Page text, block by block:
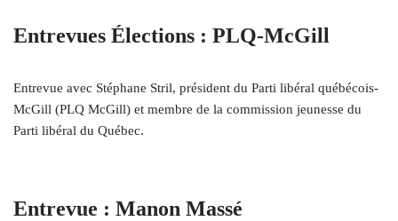
Entrevues Élections : PLQ-McGill
Entrevue avec Stéphane Stril, président du Parti libéral québécois-
McGill (PLQ McGill) et membre de la commission jeunesse du
Parti libéral du Québec.
Entrevue : Manon Massé